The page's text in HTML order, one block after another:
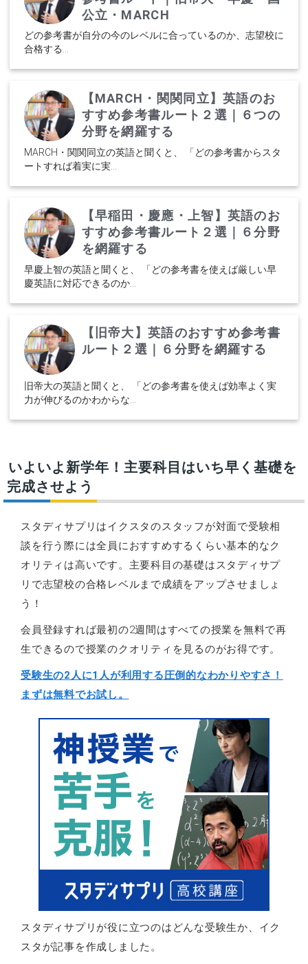
公立・MARCH
どの参考書が自分の今のレベルに合っているのか、志望校に
合格する...
【MARCH・関関同立】英語のお
すすめ参考書ルート２選｜６つの
分野を網羅する
MARCH・関関同立の英語と聞くと、 「どの参考書からスタ
ートすれば着実に実...
【早稲田・慶應・上智】英語のお
すすめ参考書ルート２選｜６分野
を網羅する
早慶上智の英語と聞くと、 「どの参考書を使えば厳しい早
慶英語に対応できるのか...
【旧帝大】英語のおすすめ参考書
ルート２選｜６分野を網羅する
旧帝大の英語と聞くと、 「どの参考書を使えば効率よく実
力が伸びるのかわからな...
いよいよ新学年！主要科目はいち早く基礎を
完成させよう
スタディサプリはイクスタのスタッフが対面で受験相
談を行う際には全員におすすめするくらい基本的なク
オリティは高いです。主要科目の基礎はスタディサプ
リで志望校の合格レベルまで成績をアップさせましょ
う！
会員登録すれば最初の2週間はすべての授業を無料で再
生できるので授業のクオリティを見るのがお得です。
受験生の2人に1人が利用する圧倒的なわかりやすさ！
まずは無料でお試し。
スタディサプリが役に立つのはどんな受験生か、イク
スタが記事を作成しました。